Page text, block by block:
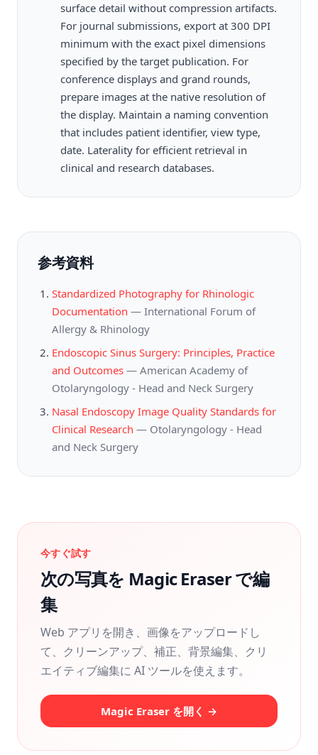
surface detail without compression artifacts.
For journal submissions, export at 300 DPI
minimum with the exact pixel dimensions
specified by the target publication. For
conference displays and grand rounds,
prepare images at the native resolution of
the display. Maintain a naming convention
that includes patient identifier, view type,
date. Laterality for efficient retrieval in
clinical and research databases.
参考資料
Standardized Photography for Rhinologic
Documentation — International Forum of
Allergy & Rhinology
Endoscopic Sinus Surgery: Principles, Practice
and Outcomes — American Academy of
Otolaryngology - Head and Neck Surgery
Nasal Endoscopy Image Quality Standards for
Clinical Research — Otolaryngology - Head
and Neck Surgery
今すぐ試す
次の写真を Magic Eraser で編
集
Web アプリを開き、画像をアップロードし
て、クリーンアップ、補正、背景編集、クリ
エイティブ編集に AI ツールを使えます。
Magic Eraser を開く →